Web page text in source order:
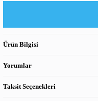
Ürün Bilgisi
Yorumlar
Taksit Seçenekleri